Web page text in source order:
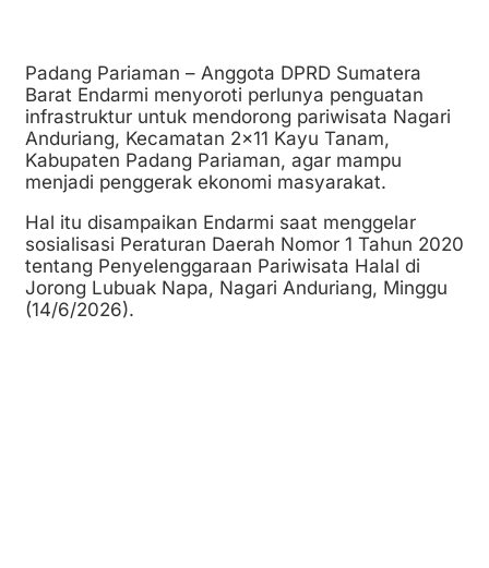
Padang Pariaman – Anggota DPRD Sumatera
Barat Endarmi menyoroti perlunya penguatan
infrastruktur untuk mendorong pariwisata Nagari
Anduriang, Kecamatan 2×11 Kayu Tanam,
Kabupaten Padang Pariaman, agar mampu
menjadi penggerak ekonomi masyarakat.
Hal itu disampaikan Endarmi saat menggelar
sosialisasi Peraturan Daerah Nomor 1 Tahun 2020
tentang Penyelenggaraan Pariwisata Halal di
Jorong Lubuak Napa, Nagari Anduriang, Minggu
(14/6/2026).